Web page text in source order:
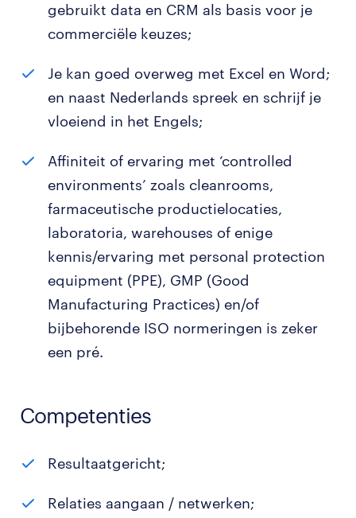
gebruikt data en CRM als basis voor je
commerciële keuzes;
Je kan goed overweg met Excel en Word;
en naast Nederlands spreek en schrijf je
vloeiend in het Engels;
Affiniteit of ervaring met ‘controlled
environments’ zoals cleanrooms,
farmaceutische productielocaties,
laboratoria, warehouses of enige
kennis/ervaring met personal protection
equipment (PPE), GMP (Good
Manufacturing Practices) en/of
bijbehorende ISO normeringen is zeker
een pré.
Competenties
Resultaatgericht;
Relaties aangaan / netwerken;